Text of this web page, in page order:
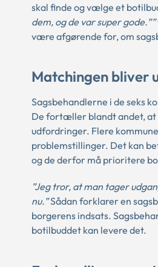
skal finde og vælge et
dem, og de var super gode.””
være afgørende for, om
Matchingen bliver
Sagsbehandlerne i de seks
De fortæller blandt andet, at
udfordringer. Flere
problemstillinger. Det kan
og de derfor må prioritere
”Jeg tror, at man tager
nu.”Sådan forklarer en
borgerens indsats.
botilbuddet kan levere det.